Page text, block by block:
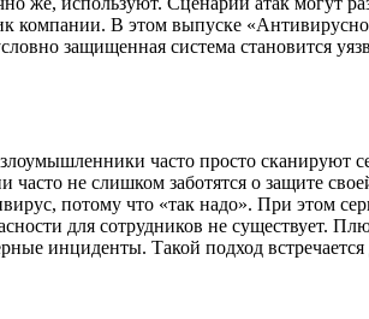
компании. В этом выпуске
защищенная система становится
часто просто сканируют
не слишком заботятся о защите
потому что «так надо». При этом
для сотрудников не существует.
инциденты. Такой подход